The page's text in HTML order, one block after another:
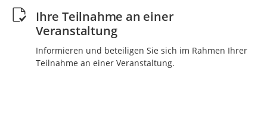
Ihre Teilnahme an einer
Veranstaltung
Informieren und beteiligen Sie sich im Rahmen Ihrer
Teilnahme an einer Veranstaltung.